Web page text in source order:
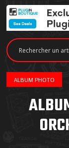
ALBUM PHOTO